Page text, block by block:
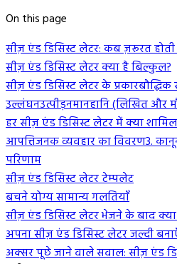
On this page
सीज़ एंड डिसिस्ट लेटर: कब ज़रूरत
सीज़ एंड डिसिस्ट लेटर क्या है बिल्कुल?
सीज़ एंड डिसिस्ट लेटर के प्रकार
उल्लंघनउत्पीड़नमानहानि (लिखित और
हर सीज़ एंड डिसिस्ट लेटर में क्या
आपत्तिजनक व्यवहार का विवरण3.
परिणाम
सीज़ एंड डिसिस्ट लेटर टेम्पलेट
बचने योग्य सामान्य गलतियाँ
सीज़ एंड डिसिस्ट लेटर भेजने के बाद क्या
अपना सीज़ एंड डिसिस्ट लेटर जल्दी
अक्सर पूछे जाने वाले सवाल: सीज़ एंड